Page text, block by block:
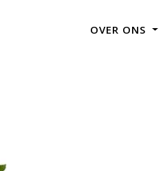
OVER ONS